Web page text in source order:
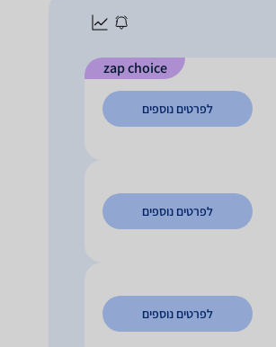
zap choice
לפרטים נוספים
לפרטים נוספים
לפרטים נוספים